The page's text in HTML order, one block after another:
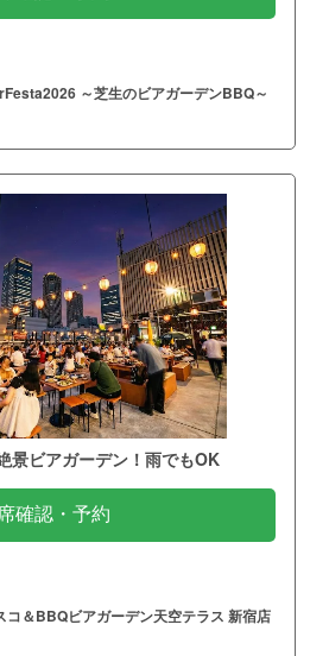
～芝生のビアガーデンBBQ～
景ビアガーデン！雨でもOK
確認・予約
コ＆BBQビアガーデン天空テラス 新宿店